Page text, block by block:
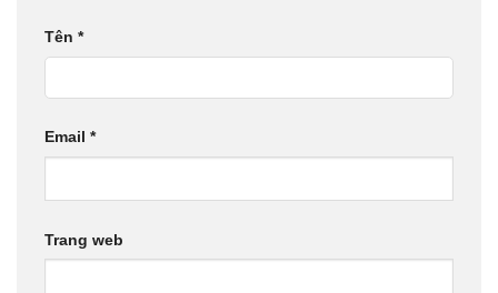
Tên *
Email *
Trang web